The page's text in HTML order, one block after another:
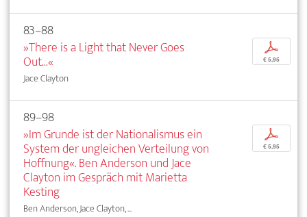
83–88
»There is a Light that Never Goes
Out...«
Jace Clayton
p
€ 5,95
89–98
»Im Grunde ist der Nationalismus ein
System der ungleichen Verteilung von
Hoffnung«. Ben Anderson und Jace
Clayton im Gespräch mit Marietta
Kesting
Ben Anderson, Jace Clayton, ...
p
€ 5,95